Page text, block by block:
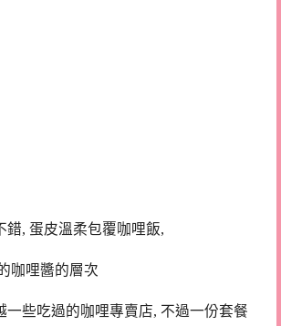
錯, 蛋皮溫柔包覆咖哩飯,
咖哩醬的層次
一些吃過的咖哩專賣店, 不過一份套餐